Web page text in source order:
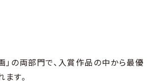
」の両部門で、入賞作品の中から最優
す。